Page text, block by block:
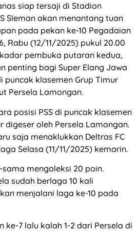
siap tersaji di Stadion
Sleman akan menantang tuan
pada pekan ke-10 Pegadaian
Rabu (12/11/2025) pukul 20.00
pembuka putaran kedua,
penting bagi Super Elang Jawa
puncak klasemen Grup Timur
Persela Lamongan.
posisi PSS di puncak klasemen
digeser oleh Persela Lamongan.
saja menaklukkan Deltras FC
Selasa (11/11/2025) kemarin.
sama mengoleksi 20 poin.
sudah berlaga 10 kali
menjalani laga ke-10 pada
ke-7 lalu kalah 1-2 dari Persela di